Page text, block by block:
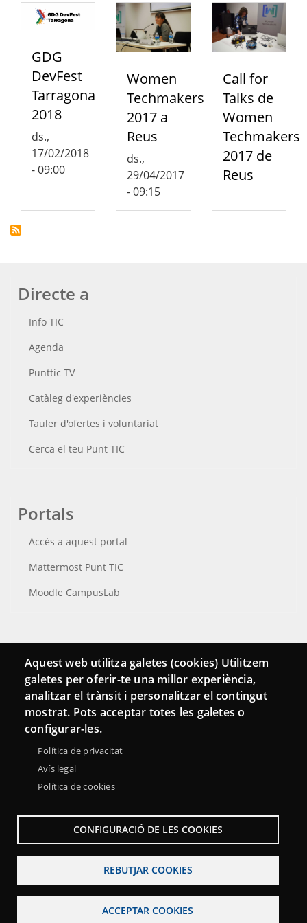
GDG
DevFest
Tarragona
2018
ds.,
17/02/2018
- 09:00
Women
Techmakers
2017 a
Reus
ds.,
29/04/2017
- 09:15
Call for
Talks de
Women
Techmakers
2017 de
Reus
Directe a
Info TIC
Agenda
Punttic TV
Catàleg d'experiències
Tauler d'ofertes i voluntariat
Cerca el teu Punt TIC
Portals
Accés a aquest portal
Mattermost Punt TIC
Moodle CampusLab
Connecta
Bustia de contacte
Butlletins
Aquest web utilitza galetes (cookies) Utilitzem
galetes per oferir-te una millor experiència,
analitzar el trànsit i personalitzar el contingut
mostrat. Pots acceptar totes les galetes o
configurar-les.
Política de privacitat
Avís legal
Política de cookies
CONFIGURACIÓ DE LES COOKIES
REBUTJAR COOKIES
ACCEPTAR COOKIES
Menu
Sobre la Xarxa Punttic Avís legal
Accessibilitat